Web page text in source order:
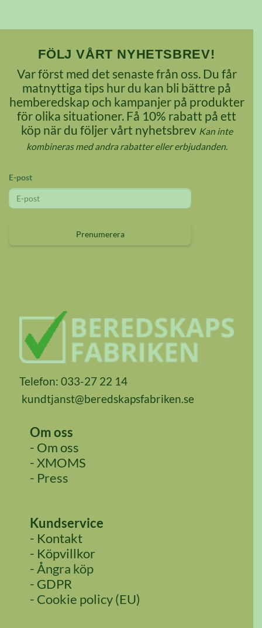
FÖLJ VÅRT NYHETSBREV!
Var först med det senaste från oss. Du får
matnyttiga tips hur du kan bli bättre på
hemberedskap och kampanjer på produkter
för olika situationer. Få 10% rabatt på ett
köp när du följer vårt nyhetsbrev Kan inte
kombineras med andra rabatter eller erbjudanden.
E-post
Prenumerera
Telefon: 033-27 22 14
kundtjanst@beredskapsfabriken.se
Om oss
- Om oss
- XMOMS
- Press
Kundservice
- Kontakt
- Köpvillkor
- Ångra köp
- GDPR
- Cookie policy (EU)